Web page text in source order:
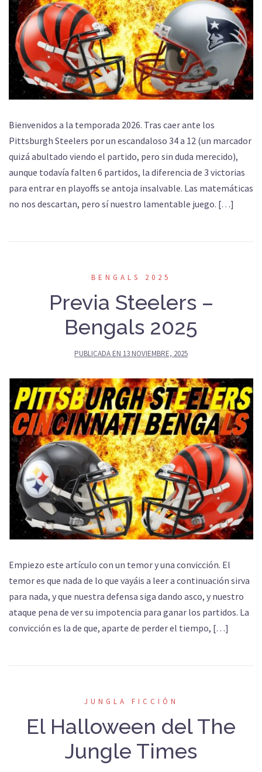
Bienvenidos a la temporada 2026. Tras caer ante los
Pittsburgh Steelers por un escandaloso 34 a 12 (un marcador
quizá abultado viendo el partido, pero sin duda merecido),
aunque todavía falten 6 partidos, la diferencia de 3 victorias
para entrar en playoffs se antoja insalvable. Las matemáticas
no nos descartan, pero sí nuestro lamentable juego. […]
BENGALS 2025
Previa Steelers –
Bengals 2025
PUBLICADA EN 13 NOVIEMBRE, 2025
Empiezo este artículo con un temor y una convicción. El
temor es que nada de lo que vayáis a leer a continuación sirva
para nada, y que nuestra defensa siga dando asco, y nuestro
ataque pena de ver su impotencia para ganar los partidos. La
convicción es la de que, aparte de perder el tiempo, […]
JUNGLA FICCIÓN
El Halloween del The
Jungle Times